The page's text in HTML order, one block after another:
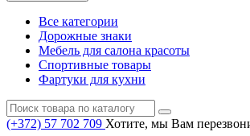
Все категории
Дорожные знаки
Мебель для салона красоты
Спортивные товары
Фартуки для кухни
(+372) 57 702 709 Хотите, мы Вам